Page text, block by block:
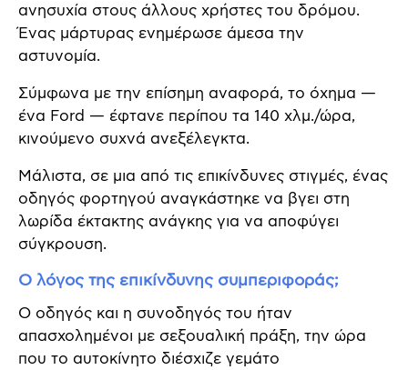
ανησυχία στους άλλους χρήστες του δρόμου.
Ένας μάρτυρας ενημέρωσε άμεσα την
αστυνομία.
Σύμφωνα με την επίσημη αναφορά, το όχημα —
ένα Ford — έφτανε περίπου τα 140 χλμ./ώρα,
κινούμενο συχνά ανεξέλεγκτα.
Μάλιστα, σε μια από τις επικίνδυνες στιγμές, ένας
οδηγός φορτηγού αναγκάστηκε να βγει στη
λωρίδα έκτακτης ανάγκης για να αποφύγει
σύγκρουση.
Ο λόγος της επικίνδυνης συμπεριφοράς;
Ο οδηγός και η συνοδηγός του ήταν
απασχολημένοι με σεξουαλική πράξη, την ώρα
που το αυτοκίνητο διέσχιζε γεμάτο